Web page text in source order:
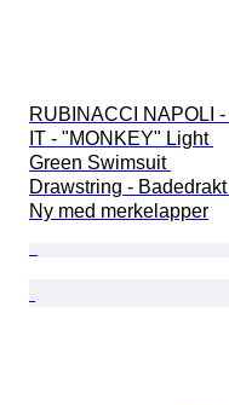
RUBINACCI NAPOLI -
IT - "MONKEY" Light
Green Swimsuit
Drawstring -
Ny med merkelapper